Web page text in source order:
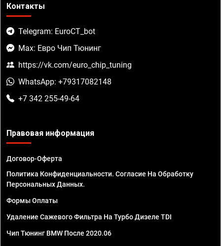
Контакты
Telegram: EuroCT_bot
Max: Евро Чип Тюнинг
https://vk.com/euro_chip_tuning
WhatsApp: +79317082148
+7 342 255-49-64
Правовая информация
Договор-Оферта
Политика Конфиденциальности. Согласие На Обработку
Персональных Данных.
Формы Оплаты
Удаление Сажевого Фильтра На Турбо Дизеле TDI
Чип Тюнинг BMW После 2020.06